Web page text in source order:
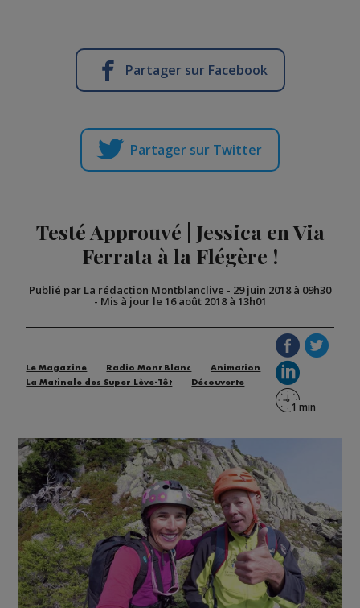
Partager sur Facebook
Partager sur Twitter
Testé Approuvé | Jessica en Via
Ferrata à la Flégère !
Publié par La rédaction Montblanclive - 29 juin 2018 à 09h30
- Mis à jour le 16 août 2018 à 13h01
Le Magazine Radio Mont Blanc
Animation
La Matinale des Super Lève-Tôt
Découverte